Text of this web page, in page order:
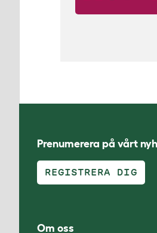
Prenumerera på vårt
REGISTRERA DIG
Om oss